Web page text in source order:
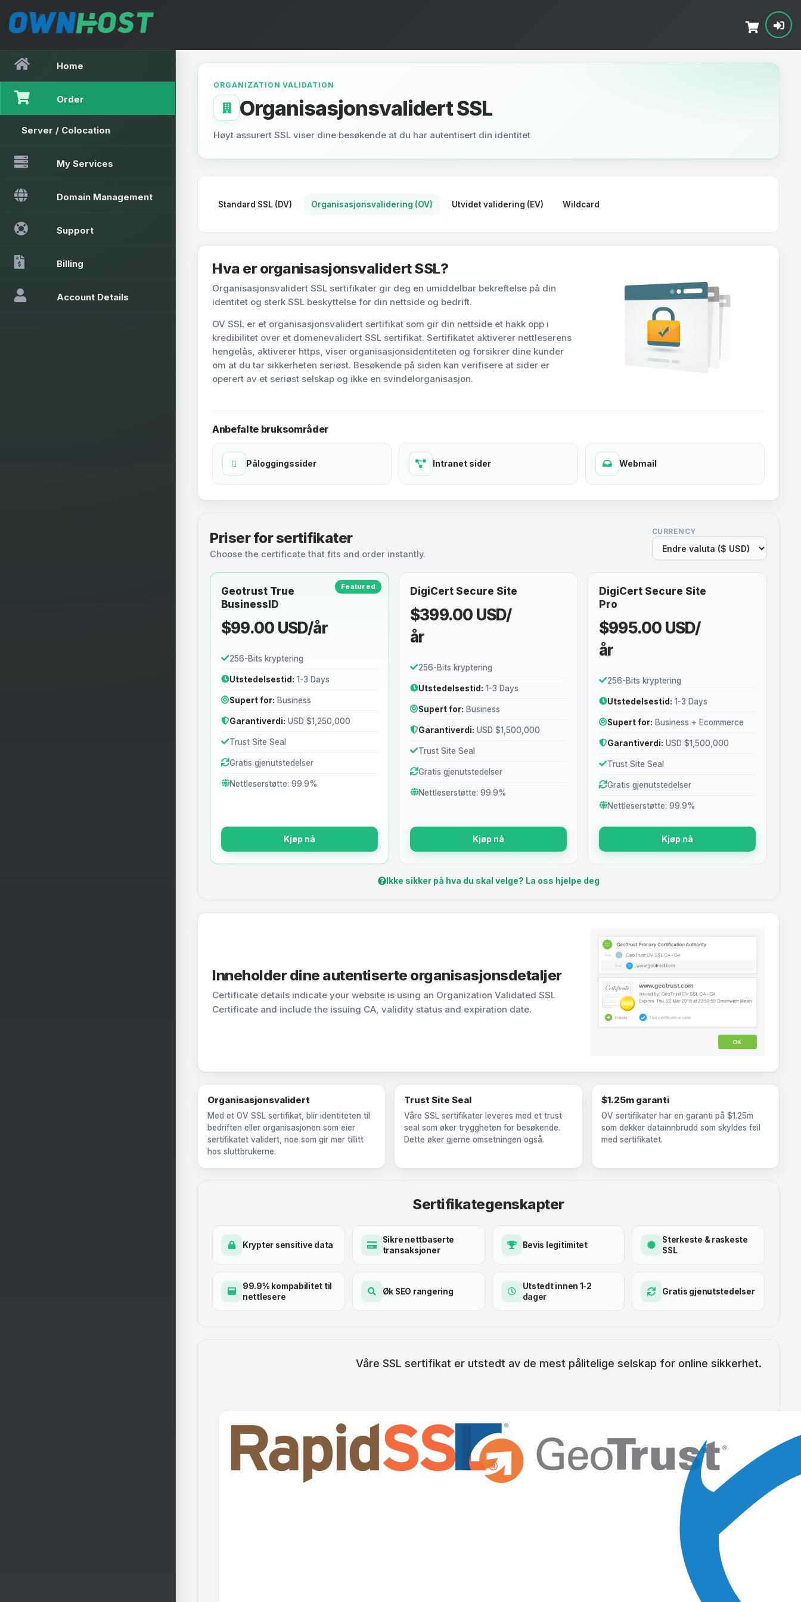
Home
Order
Server / Colocation
My Services
Domain Management
Support
Billing
Account Details
ORGANIZATION VALIDATION
Organisasjonsvalidert SSL
Høyt assurert SSL viser dine besøkende at du har autentisert din identitet
Standard SSL (DV) Organisasjonsvalidering (OV) Utvidet validering (EV) Wildcard
Hva er organisasjonsvalidert SSL?
Organisasjonsvalidert SSL sertifikater gir deg en umiddelbar bekreftelse på din
identitet og sterk SSL beskyttelse for din nettside og bedrift.
OV SSL er et organisasjonsvalidert sertifikat som gir din nettside et hakk opp i
kredibilitet over et domenevalidert SSL sertifikat. Sertifikatet aktiverer nettleserens
hengelås, aktiverer https, viser organisasjonsidentiteten og forsikrer dine kunder
om at du tar sikkerheten seriøst. Besøkende på siden kan verifisere at sider er
operert av et seriøst selskap og ikke en svindelorganisasjon.
Anbefalte bruksområder
Påloggingssider Intranet sider Webmail
Priser for sertifikater
Choose the certificate that fits and order instantly.
CURRENCY
Featured
Geotrust True
BusinessID
$99.00 USD/år
256-Bits kryptering
Utstedelsestid: 1-3 Days
Supert for: Business
Garantiverdi: USD $1,250,000
Trust Site Seal
Gratis gjenutstedelser
Nettleserstøtte: 99.9%
Kjøp nå
DigiCert Secure Site
$399.00 USD/
år
256-Bits kryptering
Utstedelsestid: 1-3 Days
Supert for: Business
Garantiverdi: USD $1,500,000
Trust Site Seal
Gratis gjenutstedelser
Nettleserstøtte: 99.9%
Kjøp nå
DigiCert Secure Site
Pro
$995.00 USD/
år
256-Bits kryptering
Utstedelsestid: 1-3 Days
Supert for: Business + Ecommerce
Garantiverdi: USD $1,500,000
Trust Site Seal
Gratis gjenutstedelser
Nettleserstøtte: 99.9%
Kjøp nå
Ikke sikker på hva du skal velge? La oss hjelpe deg
Inneholder dine autentiserte organisasjonsdetaljer
Certificate details indicate your website is using an Organization Validated SSL
Certificate and include the issuing CA, validity status and expiration date.
Organisasjonsvalidert
Med et OV SSL sertifikat, blir identiteten til
bedriften eller organisasjonen som eier
sertifikatet validert, noe som gir mer tillitt
hos sluttbrukerne.
Trust Site Seal
Våre SSL sertifikater leveres med et trust
seal som øker tryggheten for besøkende.
Dette øker gjerne omsetningen også.
$1.25m garanti
OV sertifikater har en garanti på $1.25m
som dekker datainnbrudd som skyldes feil
med sertifikatet.
Sertifikategenskapter
Krypter sensitive data
Sikre nettbaserte
transaksjoner
Bevis legitimitet
Sterkeste & raskeste
SSL
99.9% kompabilitet til
nettlesere
Øk SEO rangering
Utstedt innen 1-2
dager
Gratis gjenutstedelser
Våre SSL sertifikat er utstedt av de mest pålitelige selskap for online sikkerhet.